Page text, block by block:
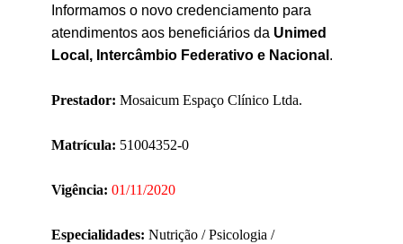
Informamos o novo credenciamento para
atendimentos aos beneficiários da Unimed
Local, Intercâmbio Federativo e Nacional .
Prestador: Mosaicum Espaço Clínico Ltda.
Matrícula: 51004352-0
Vigência: 01/11/2020
Especialidades: Nutrição / Psicologia /